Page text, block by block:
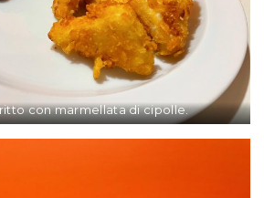
con marmellata di cipolle.